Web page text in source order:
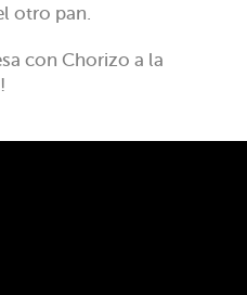
otro pan.
con Chorizo a la